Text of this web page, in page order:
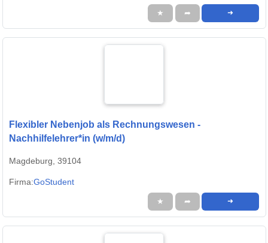
★ ➦ ➜
Flexibler Nebenjob als Rechnungswesen -
Nachhilfelehrer*in (w/m/d)
Magdeburg, 39104
Firma:GoStudent
★ ➦ ➜